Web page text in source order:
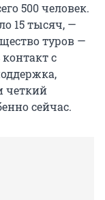
500 человек.
15 тысяч, —
туров —
с
четкий
сейчас.